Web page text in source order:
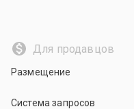
Для продавцов
Размещение
Система запросов